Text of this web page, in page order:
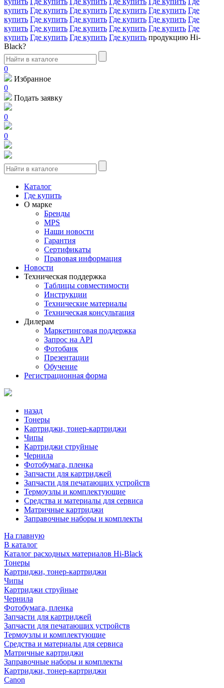
купить Где купить Где купить Где купить Где купить Где
купить Где купить Где купить Где купить Где купить Где
купить Где купить Где купить Где купить Где купить Где
купить Где купить Где купить Где купить продукцию Hi-
Black?
0
Избранное
0
Подать заявку
0
0
Каталог
Где купить
О марке
Бренды
MPS
Наши новости
Гарантия
Сертификаты
Правовая информация
Новости
Техническая поддержка
Таблицы совместимости
Инструкции
Технические материалы
Техническая консультация
Дилерам
Маркетинговая поддержка
Запрос на API
Фотобанк
Презентации
Обучение
Регистрационная форма
назад
Тонеры
Картриджи, тонер-картриджи
Чипы
Картриджи струйные
Чернила
Фотобумага, пленка
Запчасти для картриджей
Запчасти для печатающих устройств
Термоузлы и комплектующие
Средства и материалы для сервиса
Матричные картриджи
Заправочные наборы и комплекты
На главную
В каталог
Каталог расходных материалов Hi-Black
Тонеры
Картриджи, тонер-картриджи
Чипы
Картриджи струйные
Чернила
Фотобумага, пленка
Запчасти для картриджей
Запчасти для печатающих устройств
Термоузлы и комплектующие
Средства и материалы для сервиса
Матричные картриджи
Заправочные наборы и комплекты
Картриджи, тонер-картриджи
Canon